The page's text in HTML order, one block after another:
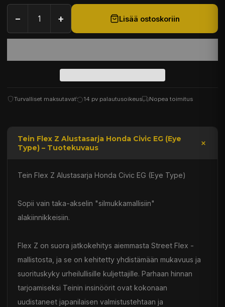
− + Lisää ostoskoriin
Turvalliset maksutavat 14 pv palautusoikeus Nopea toimitus
Tein Flex Z Alustasarja Honda Civic EG (Eye
Type) – Tuotekuvaus
Tein Flex Z Alustasarja Honda Civic EG (Eye Type)
Sopii vain taka-akselin "silmukkamallisiin"
alakiinnikkeisiin.
Flex Z on suora jatkokehitys aiemmasta Street Flex -
mallistosta, ja se on kehitetty yhdistämään mukavuus ja
suorituskyky urheilullisille kuljettajille. Parhaan hinnan
tarjoamiseksi Teinin insinöörit ovat kokonaan
uudistaneet japanilaisen valmistustehtaan ja